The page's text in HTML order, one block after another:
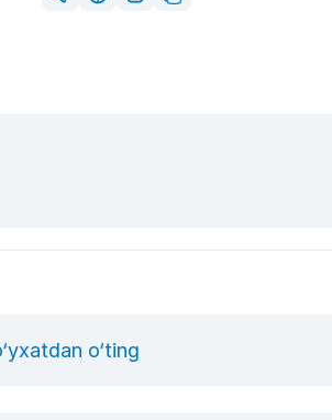
o‘ting